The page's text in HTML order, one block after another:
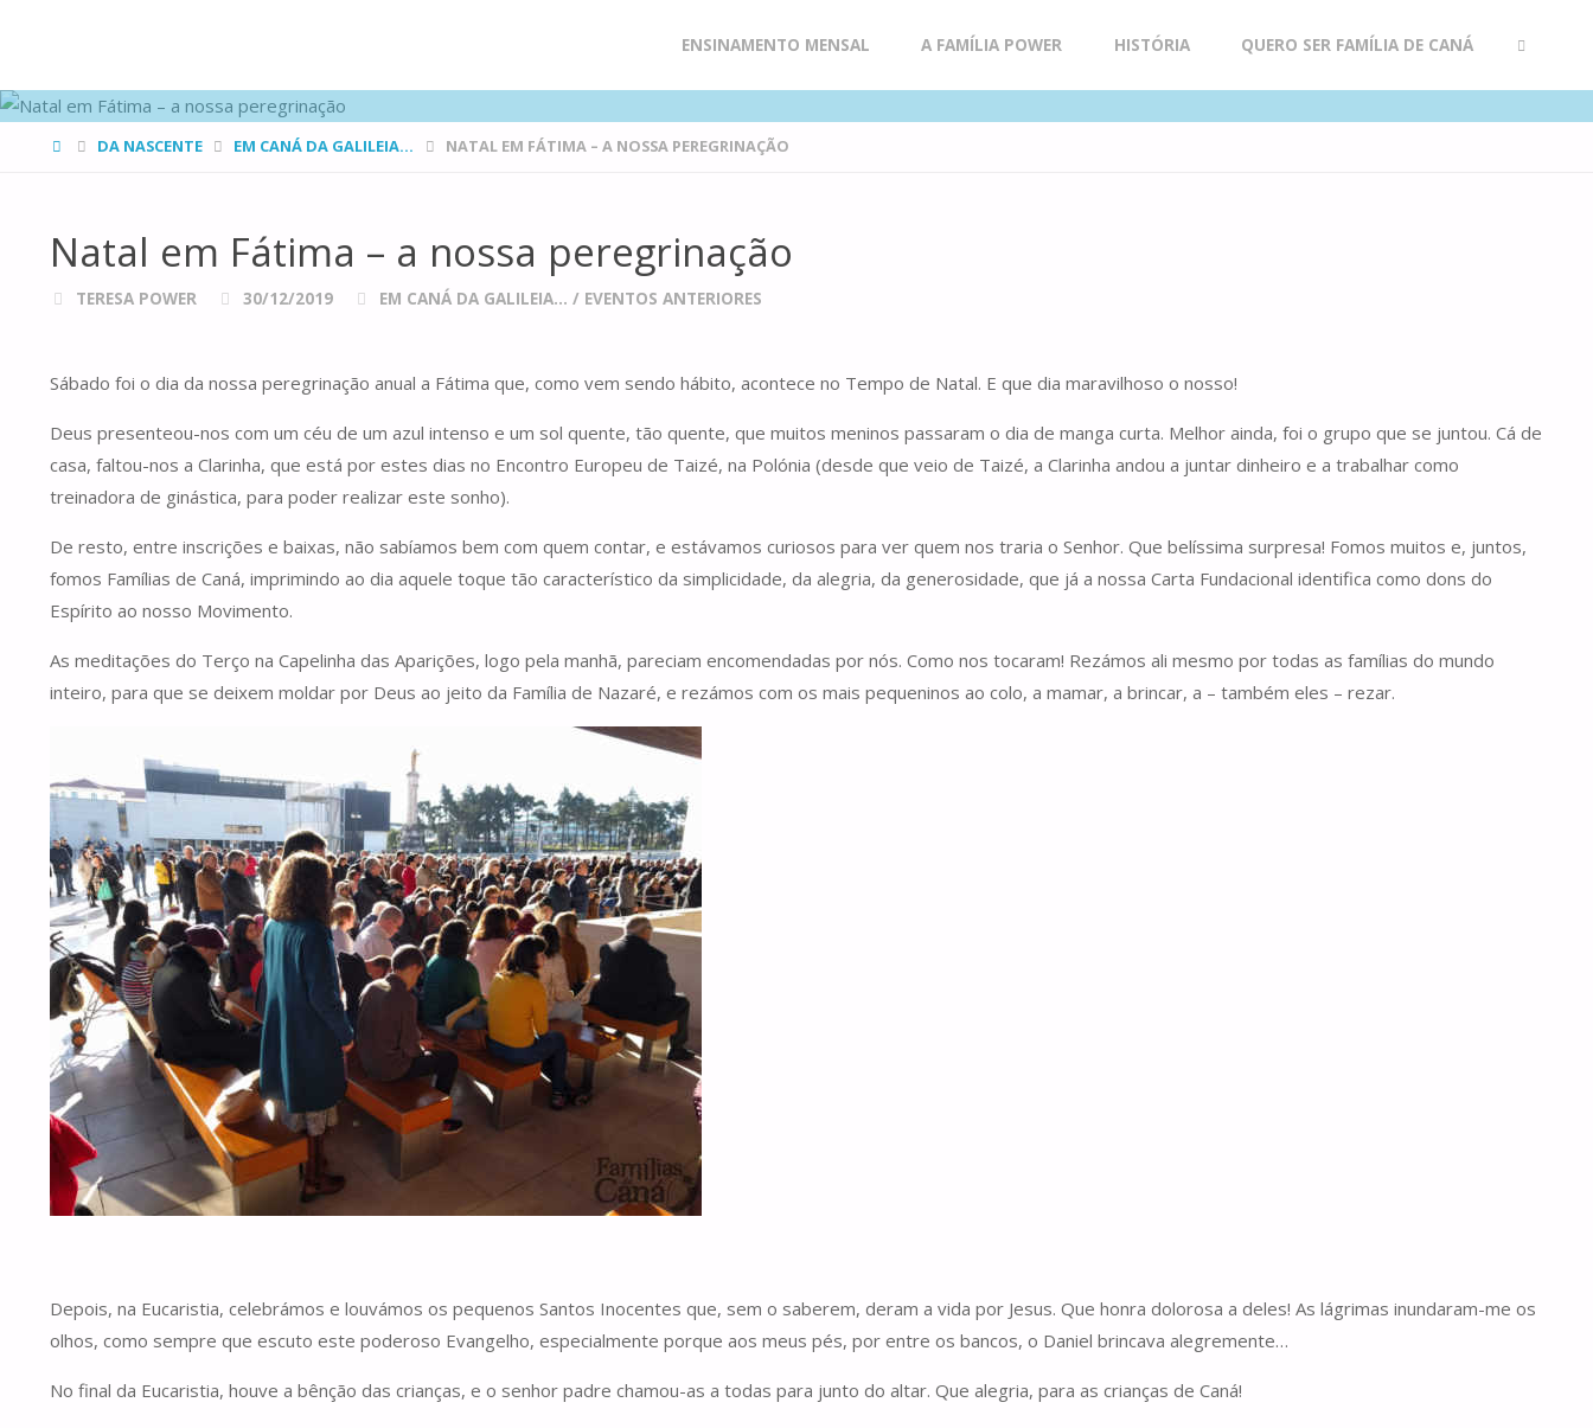
to
content
ENSINAMENTO MENSAL A FAMÍLIA POWER HISTÓRIA QUERO SER FAMÍLIA DE CANÁ
HOMEDA NASCENTE EM CANÁ DA GALILEIA... NATAL EM FÁTIMA – A NOSSA PEREGRINAÇÃO
Natal em Fátima – a nossa peregrinação
TERESA POWER 30/12/2019 EM CANÁ DA GALILEIA... / EVENTOS ANTERIORES
Sábado foi o dia da nossa peregrinação anual a Fátima que, como vem sendo hábito, acontece no Tempo de Natal. E que dia maravilhoso o nosso!
Deus presenteou-nos com um céu de um azul intenso e um sol quente, tão quente, que muitos meninos passaram o dia de manga curta. Melhor ainda, foi o grupo que se juntou. Cá de
casa, faltou-nos a Clarinha, que está por estes dias no Encontro Europeu de Taizé, na Polónia (desde que veio de Taizé, a Clarinha andou a juntar dinheiro e a trabalhar como
treinadora de ginástica, para poder realizar este sonho).
De resto, entre inscrições e baixas, não sabíamos bem com quem contar, e estávamos curiosos para ver quem nos traria o Senhor. Que belíssima surpresa! Fomos muitos e, juntos,
fomos Famílias de Caná, imprimindo ao dia aquele toque tão característico da simplicidade, da alegria, da generosidade, que já a nossa Carta Fundacional identifica como dons do
Espírito ao nosso Movimento.
As meditações do Terço na Capelinha das Aparições, logo pela manhã, pareciam encomendadas por nós. Como nos tocaram! Rezámos ali mesmo por todas as famílias do mundo
inteiro, para que se deixem moldar por Deus ao jeito da Família de Nazaré, e rezámos com os mais pequeninos ao colo, a mamar, a brincar, a – também eles – rezar.
Depois, na Eucaristia, celebrámos e louvámos os pequenos Santos Inocentes que, sem o saberem, deram a vida por Jesus. Que honra dolorosa a deles! As lágrimas inundaram-me os
olhos, como sempre que escuto este poderoso Evangelho, especialmente porque aos meus pés, por entre os bancos, o Daniel brincava alegremente…
No final da Eucaristia, houve a bênção das crianças, e o senhor padre chamou-as a todas para junto do altar. Que alegria, para as crianças de Caná!